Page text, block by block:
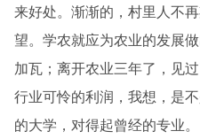
来好处。渐渐的，村里人不
望。学农就应为农业的发展
加瓦；离开农业三年了，见
行业可怜的利润，我想，是
的大学，对得起曾经的专业。